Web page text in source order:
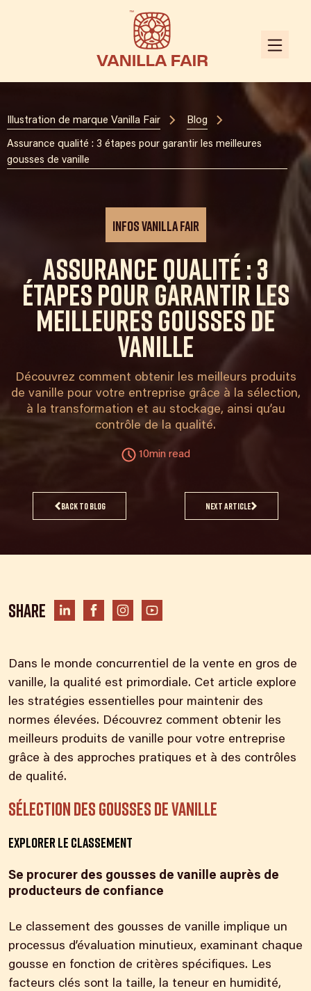
Illustration de marque Vanilla Fair Blog
Assurance qualité : 3 étapes pour garantir les meilleures
gousses de vanille
Infos Vanilla Fair
Assurance qualité : 3
étapes pour garantir les
meilleures gousses de
vanille
Découvrez comment obtenir les meilleurs produits
de vanille pour votre entreprise grâce à la sélection,
à la transformation et au stockage, ainsi qu’au
contrôle de la qualité.
10min read
Back to blog Next article
Share
Dans le monde concurrentiel de la vente en gros de
vanille, la qualité est primordiale. Cet article explore
les stratégies essentielles pour maintenir des
normes élevées. Découvrez comment obtenir les
meilleurs produits de vanille pour votre entreprise
grâce à des approches pratiques et à des contrôles
de qualité.
Sélection des gousses de vanille
Explorer le classement
Se procurer des gousses de vanille auprès de
producteurs de confiance
Le classement des gousses de vanille implique un
processus d’évaluation minutieux, examinant chaque
gousse en fonction de critères spécifiques. Les
facteurs clés sont la taille, la teneur en humidité,